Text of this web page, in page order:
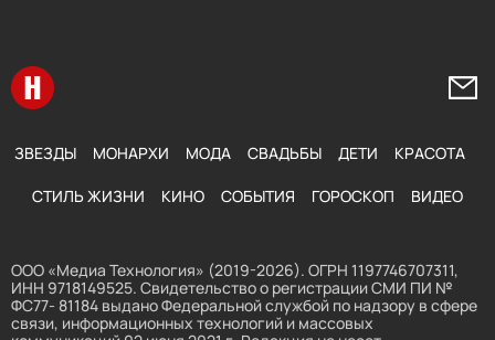
Перейти на главную
ЗВЕЗДЫ МОНАРХИ МОДА СВАДЬБЫ ДЕТИ КРАСОТА
СТИЛЬ ЖИЗНИ КИНО СОБЫТИЯ ГОРОСКОП ВИДЕО
ООО «Медиа Технология» (2019-2026). ОГРН 1197746707311,
ИНН 9718149525. Свидетельство о регистрации СМИ ПИ №
ФС77- 81184 выдано Федеральной службой по надзору в сфере
связи, информационных технологий и массовых